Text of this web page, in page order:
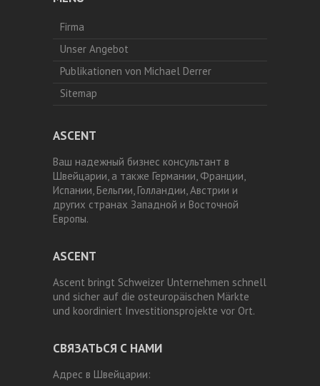
Firma
Unser Angebot
Publikationen von Michael Derrer
Sitemap
ASCENT
Ваш надежный бизнес консультант в
Швейцарии, а также Германии, Франции,
Испании, Бельгии, Голландии, Австрии и
других странах Западной и Восточной
Европы.
ASCENT
Ascent bringt Schweizer Unternehmen schnell
und sicher auf die osteuropäischen Märkte
und koordiniert Investitionsprojekte vor Ort.
СВЯЗАТЬСЯ С НАМИ
Адрес в Швейцарии: